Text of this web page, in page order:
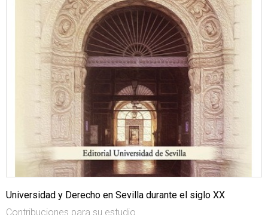
Universidad y Derecho en Sevilla durante el siglo XX
Contribuciones para su estudio